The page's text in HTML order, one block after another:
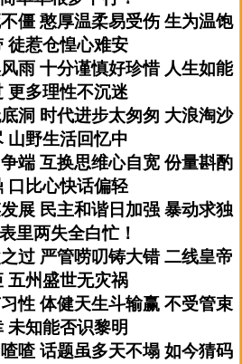
僵 憨厚温柔易受伤 生为温饱
徒惹仓惶心难安
雨 十分谨慎好珍惜 人生如能
更多理性不沉迷
洞 时代进步太匆匆 大浪淘沙
山野生活回忆中
端 互换思维心自宽 份量斟酌
口比心快话偏轻
展 民主和谐日加强 暴动求独
里两失全白忙！
过 严管唠叨铸大错 二线皇帝
五州盛世无灾祸
性 体健天生斗输赢 不受管束
未知能否识黎明
喳 话题虽多天不塌 如今猜码